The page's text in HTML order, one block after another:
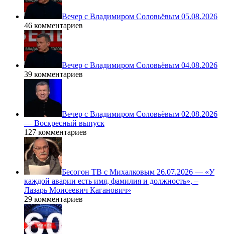
Вечер с Владимиром Соловьёвым 05.08.2026
46 комментариев
Вечер с Владимиром Соловьёвым 04.08.2026
39 комментариев
Вечер с Владимиром Соловьёвым 02.08.2026
— Воскресный выпуск
127 комментариев
Бесогон ТВ с Михалковым 26.07.2026 — «У
каждой аварии есть имя, фамилия и должность», –
Лазарь Моисеевич Каганович»
29 комментариев